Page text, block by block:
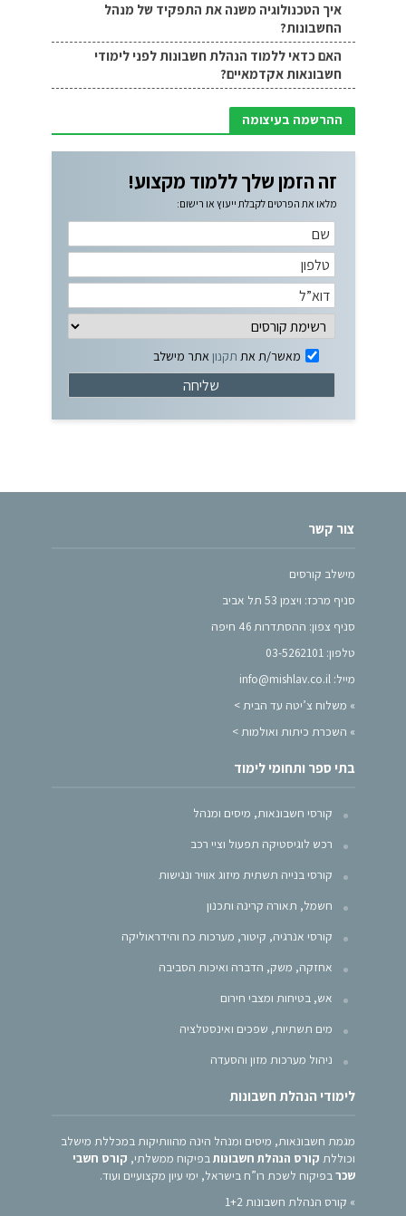
איך הטכנולוגיה משנה את התפקיד של מנהל
החשבונות?
האם כדאי ללמוד הנהלת חשבונות לפני לימודי
חשבונאות אקדמאיים?
ההרשמה בעיצומה
זה הזמן שלך ללמוד מקצוע!
מלאו את הפרטים לקבלת ייעוץ או רישום:
מאשר/ת את תקנון אתר מישלב
צור קשר
מישלב קורסים
סניף מרכז: ויצמן 53 תל אביב
סניף צפון: ההסתדרות 46 חיפה
טלפון: 03-5262101
מייל: info@mishlav.co.il
» משלוח צ’יטה עד הבית >
» השכרת כיתות ואולמות >
בתי ספר ותחומי לימוד
קורסי חשבונאות, מיסים ומנהל
רכש לוגיסטיקה תפעול וציי רכב
קורסי בנייה תשתית מיזוג אוויר ונגישות
חשמל, תאורה קרינה ותכנון
קורסי אנרגיה, קיטור, מערכות כח והידראוליקה
אחזקה, משק, הדברה ואיכות הסביבה
אש, בטיחות ומצבי חירום
מים תשתיות, שפכים ואינסטלציה
ניהול מערכות מזון והסעדה
לימודי הנהלת חשבונות
מגמת חשבונאות, מיסים ומנהל הינה מהוותיקות במכללת מישלב
וכוללת קורס הנהלת חשבונותבפיקוח ממשלתי, קורס חשבי
שכרבפיקוח לשכת רו”ח בישראל, ימי עיון מקצועיים ועוד.
» קורס הנהלת חשבונות 1+2